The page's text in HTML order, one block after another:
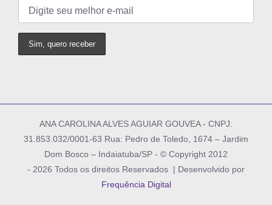
ANA CAROLINA ALVES AGUIAR GOUVEA - CNPJ:
31.853.032/0001-63 Rua: Pedro de Toledo, 1674 – Jardim
Dom Bosco – Indaiatuba/SP - © Copyright 2012
- 2026 Todos os direitos Reservados | Desenvolvido por
Frequência Digital